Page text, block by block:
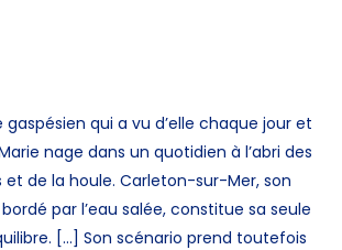
qui a vu d’elle chaque jour et
nage dans un quotidien à l’abri des
et de la houle. Carleton-sur-Mer, son
par l’eau salée, constitue sa seule
[…] Son scénario prend toutefois